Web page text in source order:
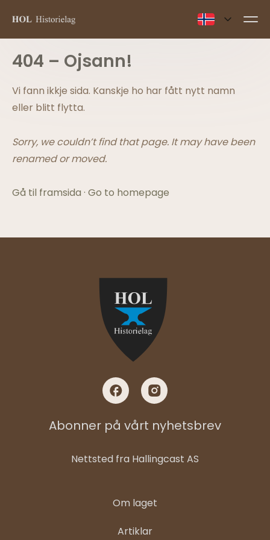
404 – Ojsann!
Vi fann ikkje sida. Kanskje ho har fått nytt namn
eller blitt flytta.
Sorry, we couldn’t find that page. It may have been
renamed or moved.
Gå til framsida · Go to homepage
Abonner på vårt nyhetsbrev
Nettsted fra Hallingcast AS
Om laget
Artiklar